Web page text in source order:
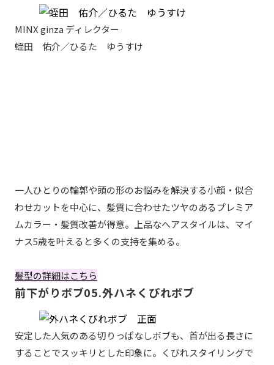
MINX ginza ディレクター
蛭田 佑介／ひるた ゆうすけ
一人ひとりの輪郭や頭の形のお悩みを解決する小顔・似合
わせカットを中心に、髪質に合わせたツヤのあるプレミア
ムカラー・髪質改善が得意。上品なへアスタイルは、マイ
ナス5歳を叶えると多くの支持を集める。
髪型の詳細はこちら
前下がりボブ05.外ハネくびれボブ
安定した人気のある切りっぱなしボブも、首が出る長さに
することでスッキリとした印象に。くびれスタイリングで